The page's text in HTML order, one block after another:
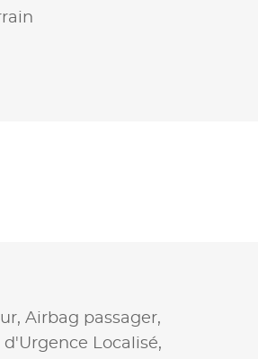
Airbag passager,
Localisé,